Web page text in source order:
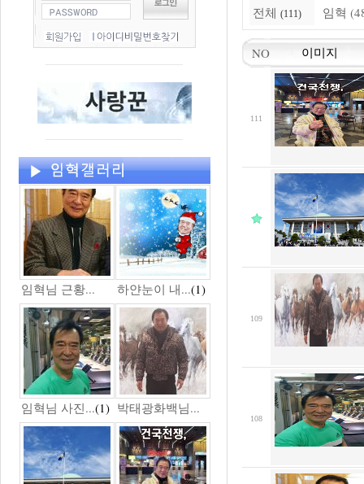
임혁님 근황... 하얀눈이 내...(1)
임혁님 사진...(1) 박태광화백님...
전체 (111) 임혁
NO 이미지
111
109
108